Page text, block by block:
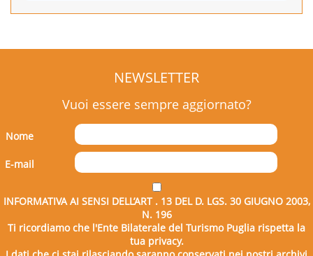
NEWSLETTER
Vuoi essere sempre aggiornato?
Nome
E-mail
INFORMATIVA AI SENSI DELL’ART . 13 DEL D. LGS. 30 GIUGNO 2003,
N. 196
Ti ricordiamo che l'Ente Bilaterale del Turismo Puglia rispetta la
tua privacy.